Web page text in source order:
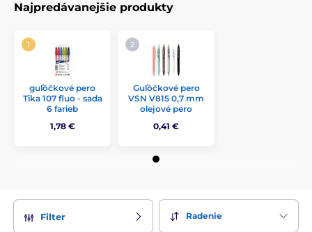
Najpredávanejšie produkty
guľôčkové pero
Tika 107 fluo - sada
6 farieb
1,78 €
Guľôčkové pero
VSN V815 0,7 mm
olejové pero
0,41 €
Filter Radenie